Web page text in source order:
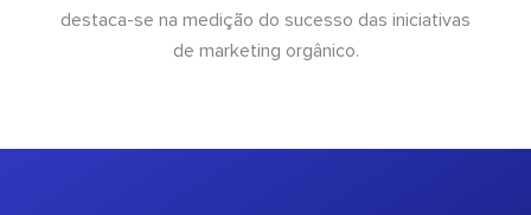
destaca-se na medição do sucesso das iniciativas
de marketing orgânico.